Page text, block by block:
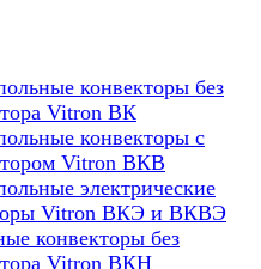
конвекторы без
Vitron ВК
конвекторы с
Vitron ВКВ
электрические
Vitron ВКЭ и ВКВЭ
конвекторы без
Vitron ВКН